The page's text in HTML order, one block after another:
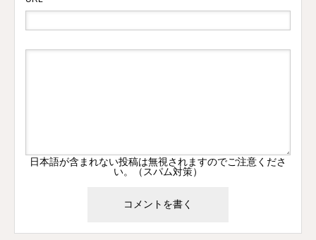
日本語が含まれない投稿は無視されますのでご注意くださ
い。（スパム対策）